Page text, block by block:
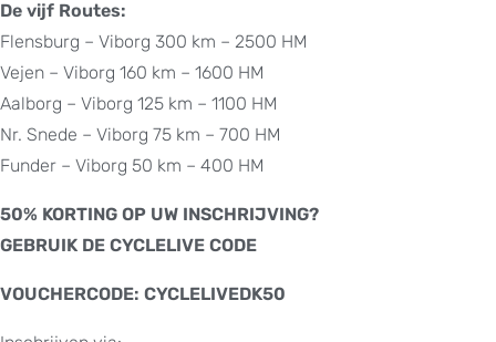
De vijf Routes:
Flensburg – Viborg 300 km – 2500 HM
Vejen – Viborg 160 km – 1600 HM
Aalborg – Viborg 125 km – 1100 HM
Nr. Snede – Viborg 75 km – 700 HM
Funder – Viborg 50 km – 400 HM
50% KORTING OP UW INSCHRIJVING?
GEBRUIK DE CYCLELIVE CODE
VOUCHERCODE: CYCLELIVEDK50